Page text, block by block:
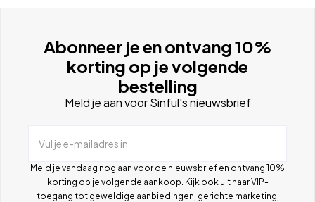
Abonneer je en ontvang 10%
korting op je volgende
bestelling
Meld je aan voor Sinful's nieuwsbrief
Vul je e-mailadres in
Meld je vandaag nog aan voor de nieuwsbrief en ontvang 10%
korting op je volgende aankoop. Kijk ook uit naar VIP-
toegang tot geweldige aanbiedingen, gerichte marketing,